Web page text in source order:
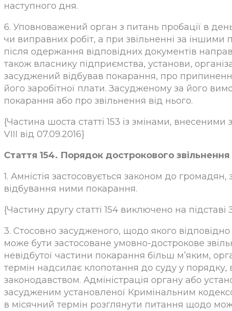
наступного дня.
6. Уповноважений орган з питань пробації в
чи виправних робіт, а при звільненні за іншими
після одержання відповідних документів
також власнику підприємства, установи,
засуджений відбував покарання, про
його заробітної плати. Засудженому за його
покарання або про звільнення від нього.
{Частина шоста статті 153 із змінами,
VIII від 07.09.2016}
Стаття 154. Порядок дострокового звільнення
1. Амністія застосовується законом до
відбування ними покарання.
{Частину другу статті 154 виключено на
3. Стосовно засудженого, щодо якого
може бути застосоване умовно-дострокове
невідбутої частини покарання більш м’яким,
термін надсилає клопотання до суду у
законодавством. Адміністрація органу або
засудженим установленої Кримінальним
в місячний термін розглянути питання щодо